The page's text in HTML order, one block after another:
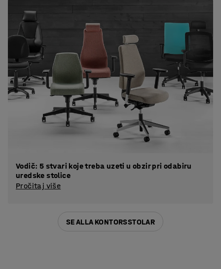
Vodič: 5 stvari koje treba uzeti u obzir pri odabiru
uredske stolice
Pročitaj više
SE ALLA KONTORSSTOLAR